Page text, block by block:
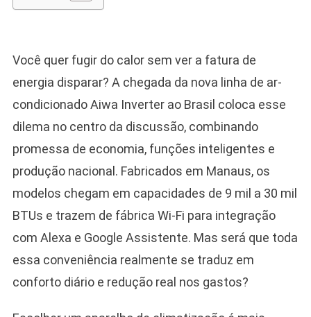
Você quer fugir do calor sem ver a fatura de
energia disparar? A chegada da nova linha de ar-
condicionado Aiwa Inverter ao Brasil coloca esse
dilema no centro da discussão, combinando
promessa de economia, funções inteligentes e
produção nacional. Fabricados em Manaus, os
modelos chegam em capacidades de 9 mil a 30 mil
BTUs e trazem de fábrica Wi-Fi para integração
com Alexa e Google Assistente. Mas será que toda
essa conveniência realmente se traduz em
conforto diário e redução real nos gastos?